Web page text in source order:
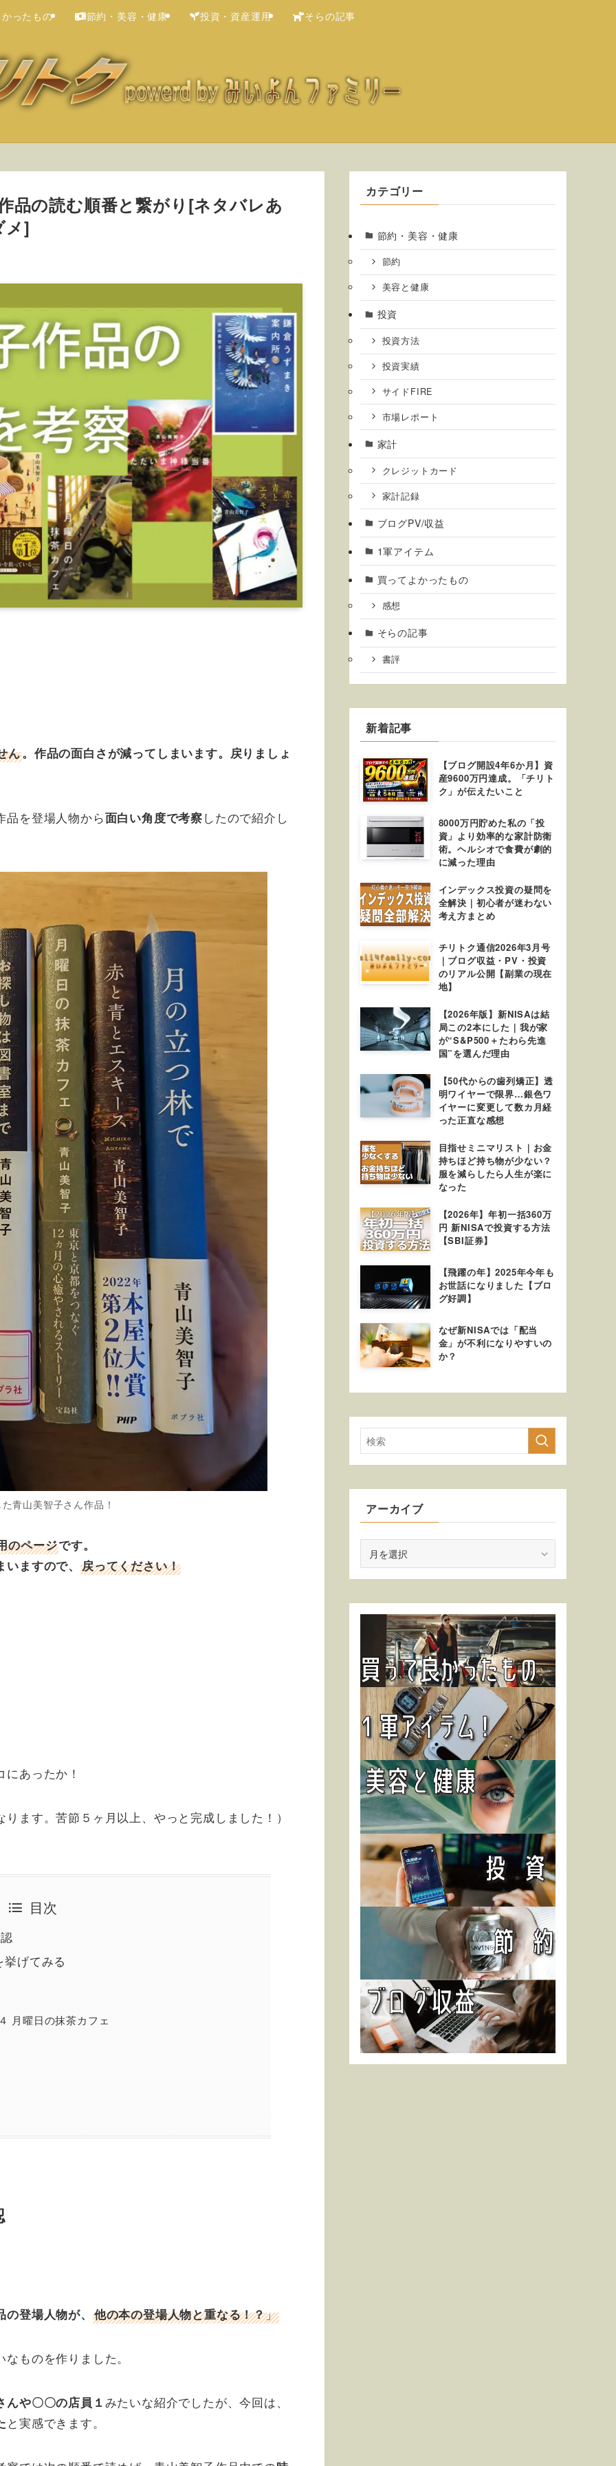
ったもの 節約・美容・健康 投資・資産運用 そらの記事
品の読む順番と繋がり[ネタバレあ
メ]
ん。作品の面白さが減ってしまいます。戻りましょ
品を登場人物から面白い角度で考察したので紹介し
青山美智子さん作品！
のページです。
ますので、 戻ってください！
あったか！
ます。苦節５ヶ月以上、やっと完成しました！）
目次
げてみる
月曜日の抹茶カフェ
登場人物が、 他の本の登場人物と重なる！？」
ものを作りました。
んや〇〇の店員１みたいな紹介でしたが、今回は、
と実感できます。
カテゴリー
節約・美容・健康
節約
美容と健康
投資
投資方法
投資実績
サイドFIRE
市場レポート
家計
クレジットカード
家計記録
ブログPV/収益
1軍アイテム
買ってよかったもの
感想
そらの記事
書評
新着記事
【ブログ開設4年6か月】資
産9600万円達成。「チリト
ク」が伝えたいこと
8000万円貯めた私の「投
資」より効率的な家計防衛
術。ヘルシオで食費が劇的
に減った理由
インデックス投資の疑問を
全解決｜初心者が迷わない
考え方まとめ
チリトク通信2026年3月号
｜ブログ収益・PV・投資
のリアル公開【副業の現在
地】
【2026年版】新NISAは結
局この2本にした｜我が家
が“S&P500＋たわら先進
国”を選んだ理由
【50代からの歯列矯正】透
明ワイヤーで限界…銀色ワ
イヤーに変更して数カ月経
った正直な感想
目指せミニマリスト｜お金
持ちほど持ち物が少ない？
服を減らしたら人生が楽に
なった
【2026年】年初一括360万
円 新NISAで投資する方法
【SBI証券】
【飛躍の年】2025年今年も
お世話になりました【ブロ
グ好調】
なぜ新NISAでは「配当
金」が不利になりやすいの
か？
アーカイブ
カ
ブ